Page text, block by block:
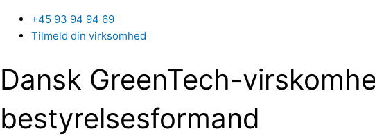
+45 93 94 94 69
Tilmeld din virksomhed
Dansk GreenTech-
bestyrelsesformand